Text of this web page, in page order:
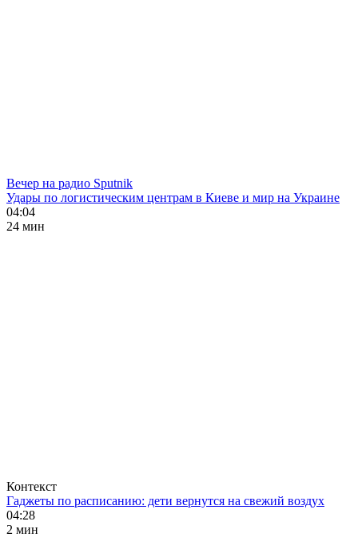
Вечер на радио Sputnik
Удары по логистическим центрам в Киеве и мир на Украине
04:04
24 мин
Контекст
Гаджеты по расписанию: дети вернутся на свежий воздух
04:28
2 мин